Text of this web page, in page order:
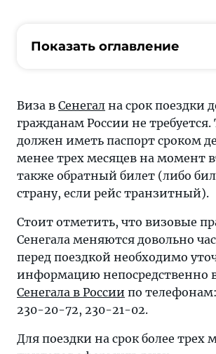
Показать оглавление
Виза в Сенегал на срок поездки
гражданам России не требуется.
должен иметь паспорт сроком
менее трех месяцев на момент
также обратный билет (либо
страну, если рейс транзитный).
Стоит отметить, что визовые
Сенегала меняются довольно
перед поездкой необходимо
информацию непосредственно
Сенегала в России по
230-20-72, 230-21-02.
Для поездки на срок более трех